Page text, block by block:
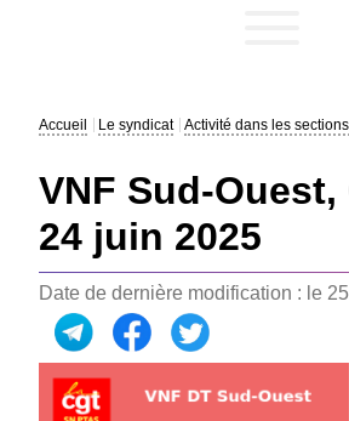
Accueil Le syndicat Activité dans les
VNF Sud-Ouest,
24 juin 2025
Date de dernière modification : le